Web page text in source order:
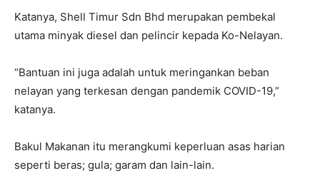
Katanya, Shell Timur Sdn Bhd merupakan pembekal
utama minyak diesel dan pelincir kepada Ko-Nelayan.
“Bantuan ini juga adalah untuk meringankan beban
nelayan yang terkesan dengan pandemik COVID-19,”
katanya.
Bakul Makanan itu merangkumi keperluan asas harian
seperti beras; gula; garam dan lain-lain.